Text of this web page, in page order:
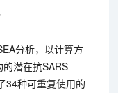
分析，以计算方
潜在抗SARS-
34种可重复使用的